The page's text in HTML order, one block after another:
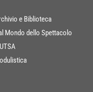
e Biblioteca
Mondo dello Spettacolo